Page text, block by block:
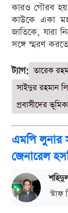
কারও গৌরব
কাউকে একা
জাতিকে, যারা
সঙ্গে স্মরণ
ট্যাগ: তারেক
সাইদুর রহমান
প্রবাসীদের
এমপি লুনার
জেনারেল
স্টাফ